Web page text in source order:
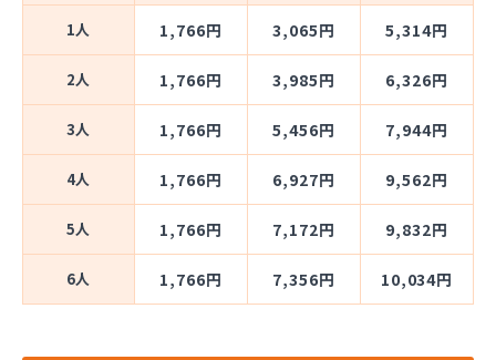
1人 1,766円 3,065円 5,314円
2人 1,766円 3,985円 6,326円
3人 1,766円 5,456円 7,944円
4人 1,766円 6,927円 9,562円
5人 1,766円 7,172円 9,832円
6人 1,766円 7,356円 10,034円